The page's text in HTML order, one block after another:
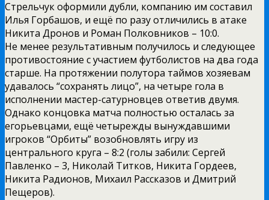
Стрельчук оформили дубли, компанию им составил
Илья Горбашов, и ещё по разу отличились в атаке
Никита Дронов и Роман Полковников – 10:0.
Не менее результативным получилось и следующее
противостояние с участием футболистов на два года
старше. На протяжении полутора таймов хозяевам
удавалось “сохранять лицо”, на четыре гола в
исполнении мастер-сатурновцев ответив двумя.
Однако концовка матча полностью осталась за
егорьевцами, ещё четырежды вынуждавшими
игроков “Орбиты” возобновлять игру из
центрального круга – 8:2 (голы забили: Сергей
Павленко – 3, Николай Титков, Никита Гордеев,
Никита Радионов, Михаил Рассказов и Дмитрий
Пещеров).